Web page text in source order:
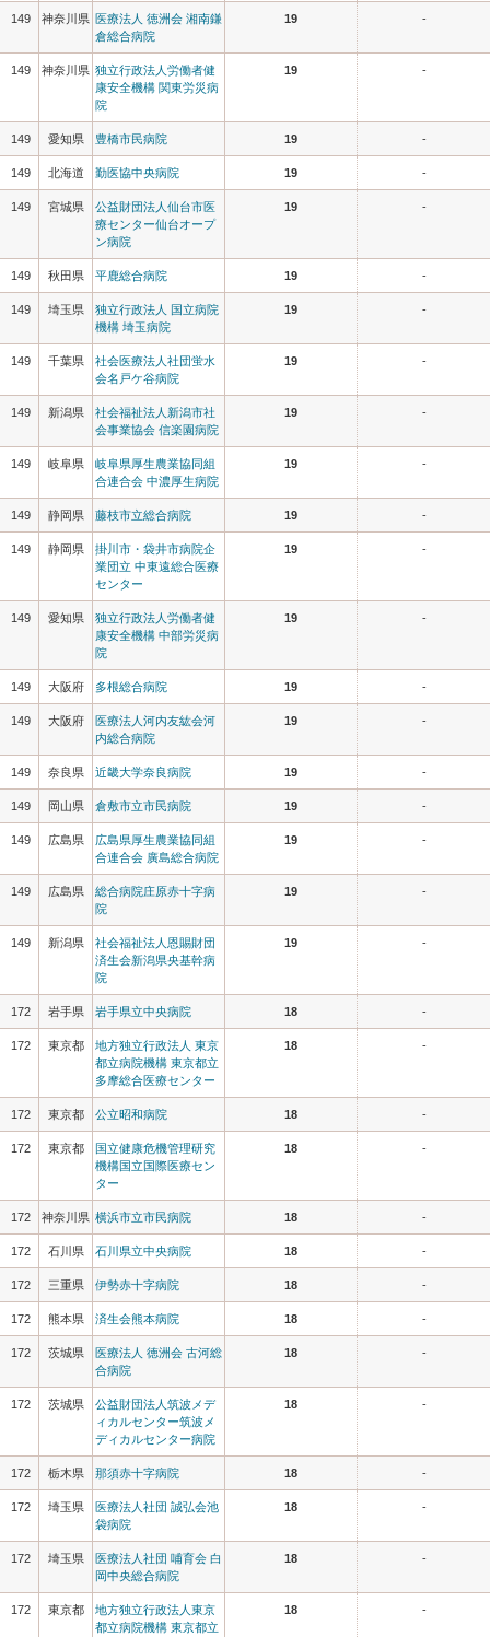
149 神奈川県 医療法人 徳洲会 湘南鎌
倉総合病院
19 -
149 神奈川県 独立行政法人労働者健
康安全機構 関東労災病
院
19 -
149 愛知県 豊橋市民病院 19 -
149 北海道 勤医協中央病院 19 -
149 宮城県
公益財団法人仙台市医
療センター仙台オープ
ン病院
19 -
149 秋田県 平鹿総合病院 19 -
149 埼玉県
独立行政法人 国立病院
機構 埼玉病院
19 -
149 千葉県
社会医療法人社団蛍水
会名戸ケ谷病院
19 -
149 新潟県
社会福祉法人新潟市社
会事業協会 信楽園病院
19 -
149 岐阜県
岐阜県厚生農業協同組
合連合会 中濃厚生病院
19 -
149 静岡県 藤枝市立総合病院 19 -
149 静岡県
掛川市・袋井市病院企
業団立 中東遠総合医療
センター
19 -
149 愛知県
独立行政法人労働者健
康安全機構 中部労災病
院
19 -
149 大阪府 多根総合病院 19 -
149 大阪府
医療法人河内友紘会河
内総合病院
19 -
149 奈良県 近畿大学奈良病院 19 -
149 岡山県 倉敷市立市民病院 19 -
149 広島県
広島県厚生農業協同組
合連合会 廣島総合病院
19 -
149 広島県
総合病院庄原赤十字病
院
19 -
149 新潟県
社会福祉法人恩賜財団
済生会新潟県央基幹病
院
19 -
172 岩手県 岩手県立中央病院 18 -
172 東京都
地方独立行政法人 東京
都立病院機構 東京都立
多摩総合医療センター
18 -
172 東京都 公立昭和病院 18 -
172 東京都
国立健康危機管理研究
機構国立国際医療セン
ター
18 -
172 神奈川県 横浜市立市民病院 18 -
172 石川県 石川県立中央病院 18 -
172 三重県 伊勢赤十字病院 18 -
172 熊本県 済生会熊本病院 18 -
172 茨城県
医療法人 徳洲会 古河総
合病院
18 -
172 茨城県
公益財団法人筑波メデ
ィカルセンター筑波メ
ディカルセンター病院
18 -
172 栃木県 那須赤十字病院 18 -
172 埼玉県
医療法人社団 誠弘会池
袋病院
18 -
172 埼玉県
医療法人社団 哺育会 白
岡中央総合病院
18 -
172 東京都
地方独立行政法人東京
都立病院機構 東京都立
18 -